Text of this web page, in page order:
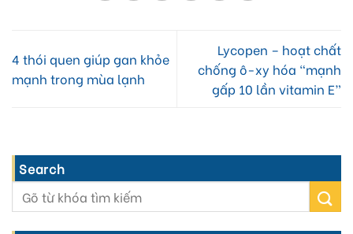
4 thói quen giúp gan khỏe
mạnh trong mùa lạnh
Lycopen – hoạt chất
chống ô-xy hóa “mạnh
gấp 10 lần vitamin E”
Search